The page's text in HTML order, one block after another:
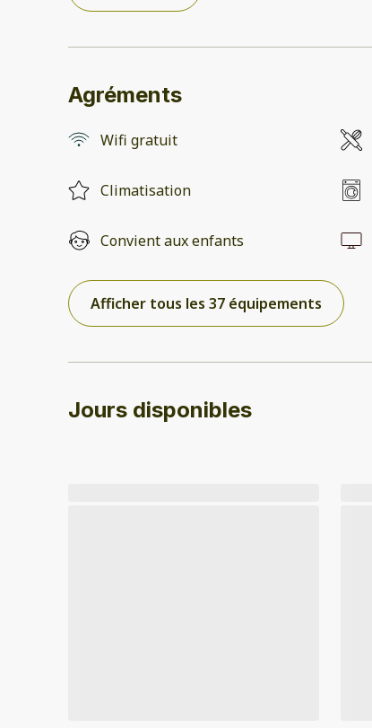
Agréments
Wifi gratuit
Climatisation
Convient aux enfants
Afficher tous les 37 équipements
Jours disponibles